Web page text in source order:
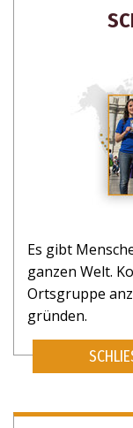
Es gibt
ganzen Welt.
Ortsgruppe
gründen.